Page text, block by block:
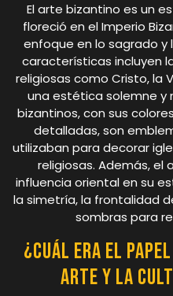
El arte bizantino es un
floreció en el Imperio
enfoque en lo sagrado y
características incluyen
religiosas como Cristo, la
una estética solemne y
bizantinos, con sus
detalladas, son
utilizaban para decorar
religiosas. Además, el
influencia oriental en su
la simetría, la frontalidad
sombras para
¿Cuál era el
arte y la